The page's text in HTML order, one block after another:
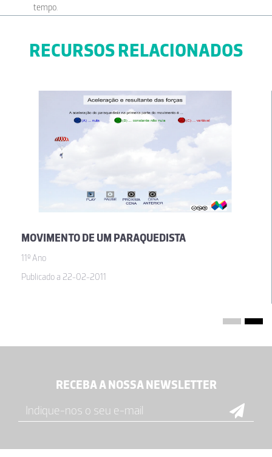
tempo.
o sistema operativo é diferente do window. Não consigo abrir
ficheiros executáveis (.exe) pois no mac esses ficheiros têm
extensão (.dmg). Sugestão: De futuro, se possível, disponibilizar
também uma versão para mac.
Guilherme Monteiro Webmaster
paraquedista" e não este.
RECURSOS RELACIONADOS
MOVIMENTO DE UM PARAQUEDISTA
11º Ano
Publicado a 22-02-2011
RECEBA A NOSSA NEWSLETTER